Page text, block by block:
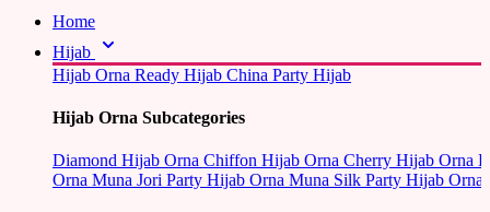
Home
Hijab
Hijab Orna Ready Hijab China Party Hijab
Hijab Orna Subcategories
Diamond Hijab Orna Chiffon Hijab Orna Cherry Hijab Orna
Orna Muna Jori Party Hijab Orna Muna Silk Party Hijab Orna